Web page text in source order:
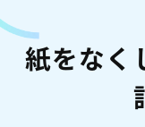
紙をなく